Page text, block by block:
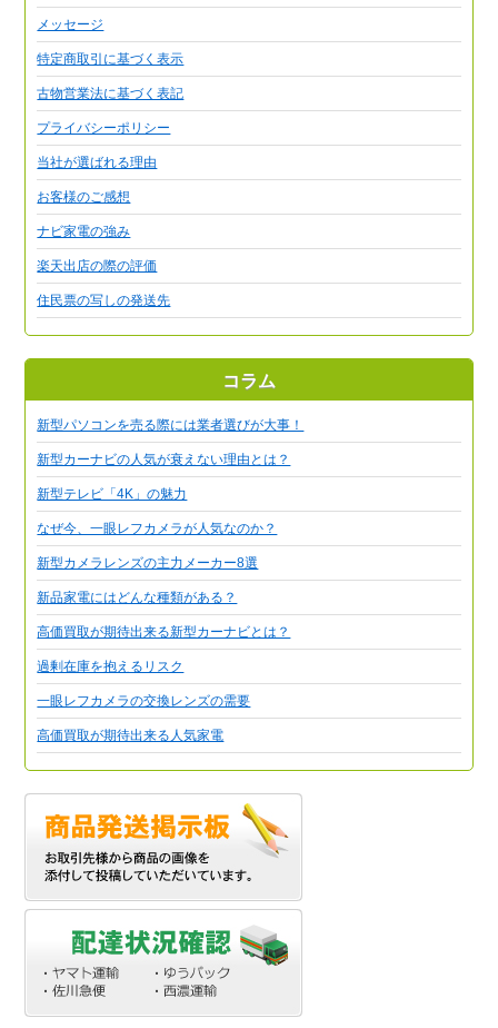
メッセージ
特定商取引に基づく表示
古物営業法に基づく表記
プライバシーポリシー
当社が選ばれる理由
お客様のご感想
ナビ家電の強み
楽天出店の際の評価
住民票の写しの発送先
コラム
新型パソコンを売る際には業者選びが大事！
新型カーナビの人気が衰えない理由とは？
新型テレビ「4K」の魅力
なぜ今、一眼レフカメラが人気なのか？
新型カメラレンズの主力メーカー8選
新品家電にはどんな種類がある？
高価買取が期待出来る新型カーナビとは？
過剰在庫を抱えるリスク
一眼レフカメラの交換レンズの需要
高価買取が期待出来る人気家電